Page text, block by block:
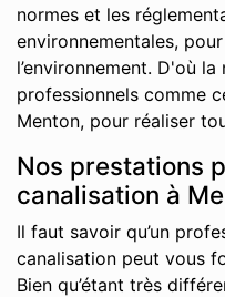
normes et les
environnementales,
l’environnement. D'où
professionnels comme
Menton, pour réaliser
Nos prestations
canalisation à
Il faut savoir qu’un
canalisation peut vous
Bien qu’étant très